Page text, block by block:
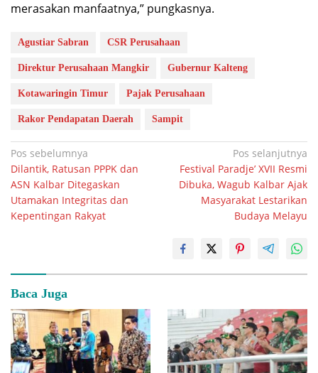
merasakan manfaatnya,” pungkasnya.
Agustiar Sabran CSR Perusahaan
Direktur Perusahaan Mangkir Gubernur Kalteng
Kotawaringin Timur Pajak Perusahaan
Rakor Pendapatan Daerah Sampit
Navigasi
pos
Pos sebelumnya
Dilantik, Ratusan PPPK dan
ASN Kalbar Ditegaskan
Utamakan Integritas dan
Kepentingan Rakyat
Pos selanjutnya
Festival Paradje’ XVII Resmi
Dibuka, Wagub Kalbar Ajak
Masyarakat Lestarikan
Budaya Melayu
Baca Juga